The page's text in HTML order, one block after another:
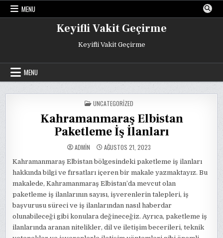
Skip
MENU
Keyifli Vakit Geçirme
Keyifli Vakit Geçirme
MENU
POSTED
IN
UNCATEGORIZED
Kahramanmaraş Elbistan
Paketleme İş İlanları
ADMIN AĞUSTOS 21, 2023
Kahramanmaraş Elbistan bölgesindeki paketleme iş ilanları
hakkında bilgi ve fırsatları içeren bir makale yazmaktayız. Bu
makalede, Kahramanmaraş Elbistan’da mevcut olan
paketleme iş ilanlarının sayısı, işverenlerin talepleri, iş
başvurusu süreci ve iş ilanlarından nasıl haberdar
olunabileceği gibi konulara değineceğiz. Ayrıca, paketleme iş
ilanlarında aranan nitelikler, dil ve iletişim becerileri, teknik